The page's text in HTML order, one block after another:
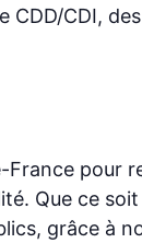
CDI,
pour
Que ce
grâce à